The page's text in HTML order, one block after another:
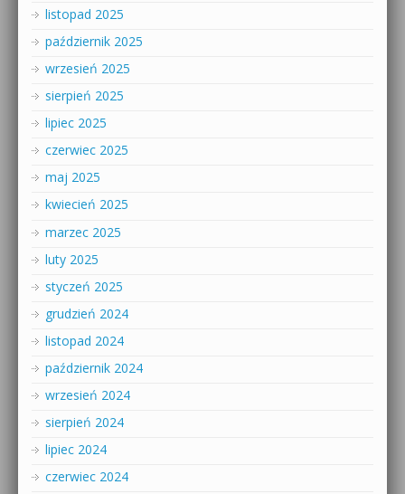
listopad 2025
październik 2025
wrzesień 2025
sierpień 2025
lipiec 2025
czerwiec 2025
maj 2025
kwiecień 2025
marzec 2025
luty 2025
styczeń 2025
grudzień 2024
listopad 2024
październik 2024
wrzesień 2024
sierpień 2024
lipiec 2024
czerwiec 2024